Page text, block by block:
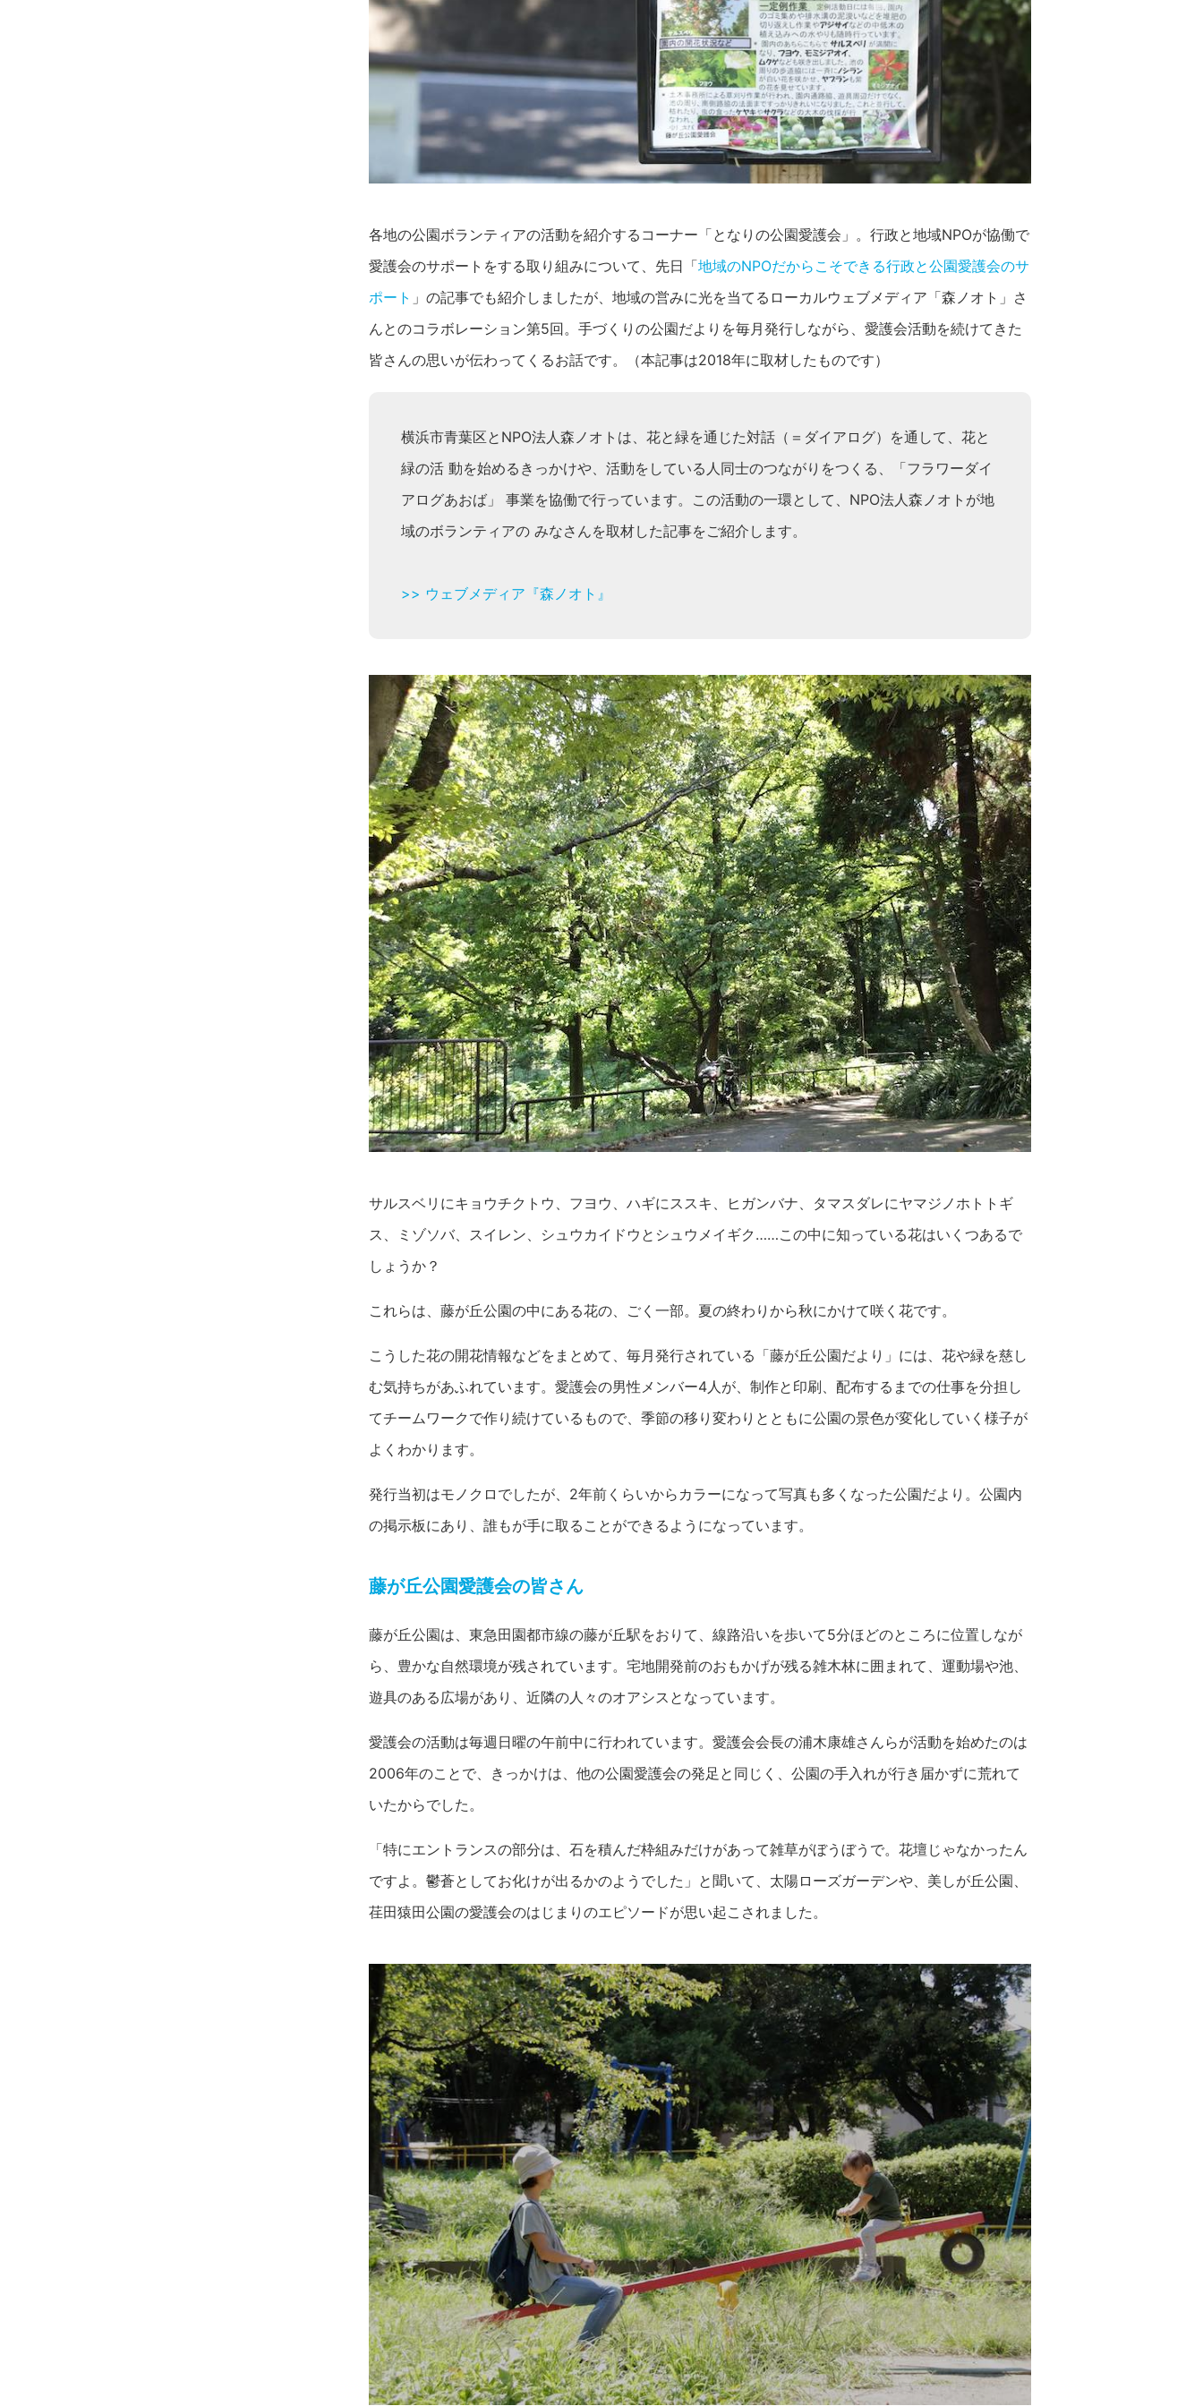
各地の公園ボランティアの活動を紹介するコーナー「となりの公園愛護会」。行政と地域NPOが協働で
愛護会のサポートをする取り組みについて、先日「地域のNPOだからこそできる行政と公園愛護会のサ
ポート 」の記事でも紹介しましたが、地域の営みに光を当てるローカルウェブメディア「森ノオト」さ
んとのコラボレーション第5回。手づくりの公園だよりを毎月発行しながら、愛護会活動を続けてきた
皆さんの思いが伝わってくるお話です。（本記事は2018年に取材したものです）
横浜市青葉区とNPO法人森ノオトは、花と緑を通じた対話（＝ダイアログ）を通して、花と
緑の活 動を始めるきっかけや、活動をしている人同士のつながりをつくる、「フラワーダイ
アログあおば」 事業を協働で行っています。この活動の一環として、NPO法人森ノオトが地
域のボランティアの みなさんを取材した記事をご紹介します。
>> ウェブメディア『森ノオト』
サルスベリにキョウチクトウ、フヨウ、ハギにススキ、ヒガンバナ、タマスダレにヤマジノホトトギ
ス、ミゾソバ、スイレン、シュウカイドウとシュウメイギク……この中に知っている花はいくつあるで
しょうか？
これらは、藤が丘公園の中にある花の、ごく一部。夏の終わりから秋にかけて咲く花です。
こうした花の開花情報などをまとめて、毎月発行されている「藤が丘公園だより」には、花や緑を慈し
む気持ちがあふれています。愛護会の男性メンバー4人が、制作と印刷、配布するまでの仕事を分担し
てチームワークで作り続けているもので、季節の移り変わりとともに公園の景色が変化していく様子が
よくわかります。
発行当初はモノクロでしたが、2年前くらいからカラーになって写真も多くなった公園だより。公園内
の掲示板にあり、誰もが手に取ることができるようになっています。
藤が丘公園愛護会の皆さん
藤が丘公園は、東急田園都市線の藤が丘駅をおりて、線路沿いを歩いて5分ほどのところに位置しなが
ら、豊かな自然環境が残されています。宅地開発前のおもかげが残る雑木林に囲まれて、運動場や池、
遊具のある広場があり、近隣の人々のオアシスとなっています。
愛護会の活動は毎週日曜の午前中に行われています。愛護会会長の浦木康雄さんらが活動を始めたのは
2006年のことで、きっかけは、他の公園愛護会の発足と同じく、公園の手入れが行き届かずに荒れて
いたからでした。
「特にエントランスの部分は、石を積んだ枠組みだけがあって雑草がぼうぼうで。花壇じゃなかったん
ですよ。鬱蒼としてお化けが出るかのようでした」と聞いて、太陽ローズガーデンや、美しが丘公園、
荏田猿田公園の愛護会のはじまりのエピソードが思い起こされました。